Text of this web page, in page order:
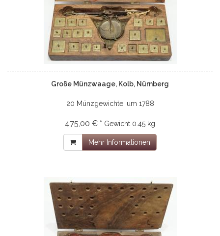
Große Münzwaage, Kolb, Nürnberg
20 Münzgewichte, um 1788
475,00 € * Gewicht 0.45 kg
Mehr Informationen